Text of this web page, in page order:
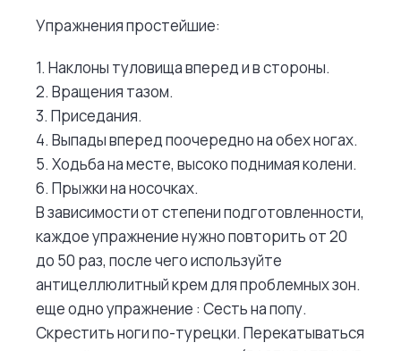
Упражнения простейшие:
1. Наклоны туловища вперед и в стороны.
2. Вращения тазом.
3. Приседания.
4. Выпады вперед поочередно на обех ногах.
5. Ходьба на месте, высоко поднимая колени.
6. Прыжки на носочках.
В зависимости от степени подготовленности,
каждое упражнение нужно повторить от 20
до 50 раз, после чего используйте
антицеллюлитный крем для проблемных зон.
еще одно упражнение : Сесть на попу.
Скрестить ноги по-турецки. Перекатываться